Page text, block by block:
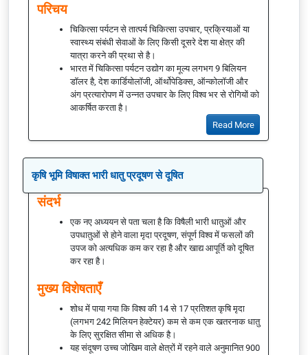
परिचय
चिकित्सा पर्यटन से तात्पर्य चिकित्सा उपचार, प्रक्रियाओं या
स्वास्थ्य संबंधी सेवाओं के लिए किसी दूसरे देश या क्षेत्र की
यात्रा करने की प्रथा से है।
भारत में चिकित्सा पर्यटन उद्योग का मूल्य लगभग 9 बिलियन
डॉलर है, देश कार्डियोलॉजी, ऑर्थोपेडिक्स, ऑन्कोलॉजी और
अंग प्रत्यारोपण में उन्नत उपचार के लिए विश्व भर से रोगियों को
आकर्षित करता है।
Read More
कृषि भूमि विषाक्त भारी धातु प्रदूषण से दूषित
संदर्भ
एक नए अध्ययन से पता चला है कि विषैली भारी धातुओं और
उपधातुओं से होने वाला मृदा प्रदूषण, संपूर्ण विश्व में फसलों की
उपज को अत्यधिक कम कर रहा है और खाद्य आपूर्ति को दूषित
कर रहा है।
मुख्य विशेषताएँ
शोध में पाया गया कि विश्व की 14 से 17 प्रतिशत कृषि मृदा
(लगभग 242 मिलियन हेक्टेयर) कम से कम एक खतरनाक धातु
के लिए सुरक्षित सीमा से अधिक है।
यह संदूषण उच्च जोखिम वाले क्षेत्रों में रहने वाले अनुमानित 900